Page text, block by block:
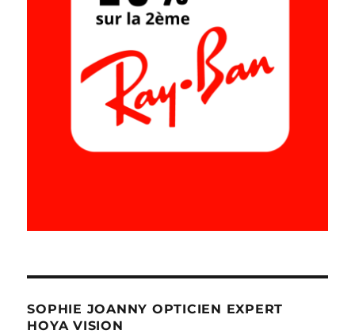
SOPHIE JOANNY OPTICIEN EXPERT
HOYA VISION